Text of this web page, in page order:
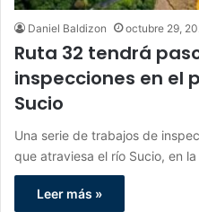
Daniel Baldizon octubre 29,
Ruta 32 tendrá
inspecciones en el
Sucio
Una serie de trabajos de
que atraviesa el río Sucio, en
Leer más »